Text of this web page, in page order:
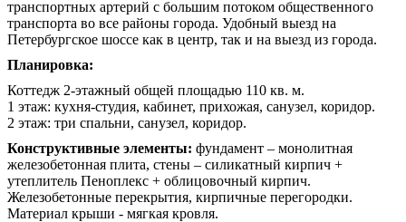
транспортных артерий с большим потоком общественного
транспорта во все районы города. Удобный выезд на
Петербургское шоссе как в центр, так и на выезд из города.
Планировка:
Коттедж 2-этажный общей площадью 110 кв. м.
1 этаж: кухня-студия, кабинет, прихожая, санузел, коридор.
2 этаж: три спальни, санузел, коридор.
Конструктивные элементы: фундамент – монолитная
железобетонная плита, стены – силикатный кирпич +
утеплитель Пеноплекс + облицовочный кирпич.
Железобетонные перекрытия, кирпичные перегородки.
Материал крыши - мягкая кровля.